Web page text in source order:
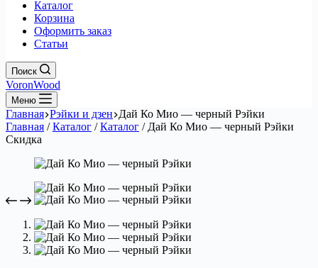
Каталог
Корзина
Оформить заказ
Статьи
Поиск
VoronWood
Меню
Главная Рэйки и дзен Дай Ко Мио — черный Рэйки
Главная / Каталог / Каталог / Дай Ко Мио — черный Рэйки
Скидка